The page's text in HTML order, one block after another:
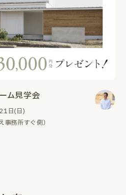
ム見学会
日(日)
務所すぐ側）